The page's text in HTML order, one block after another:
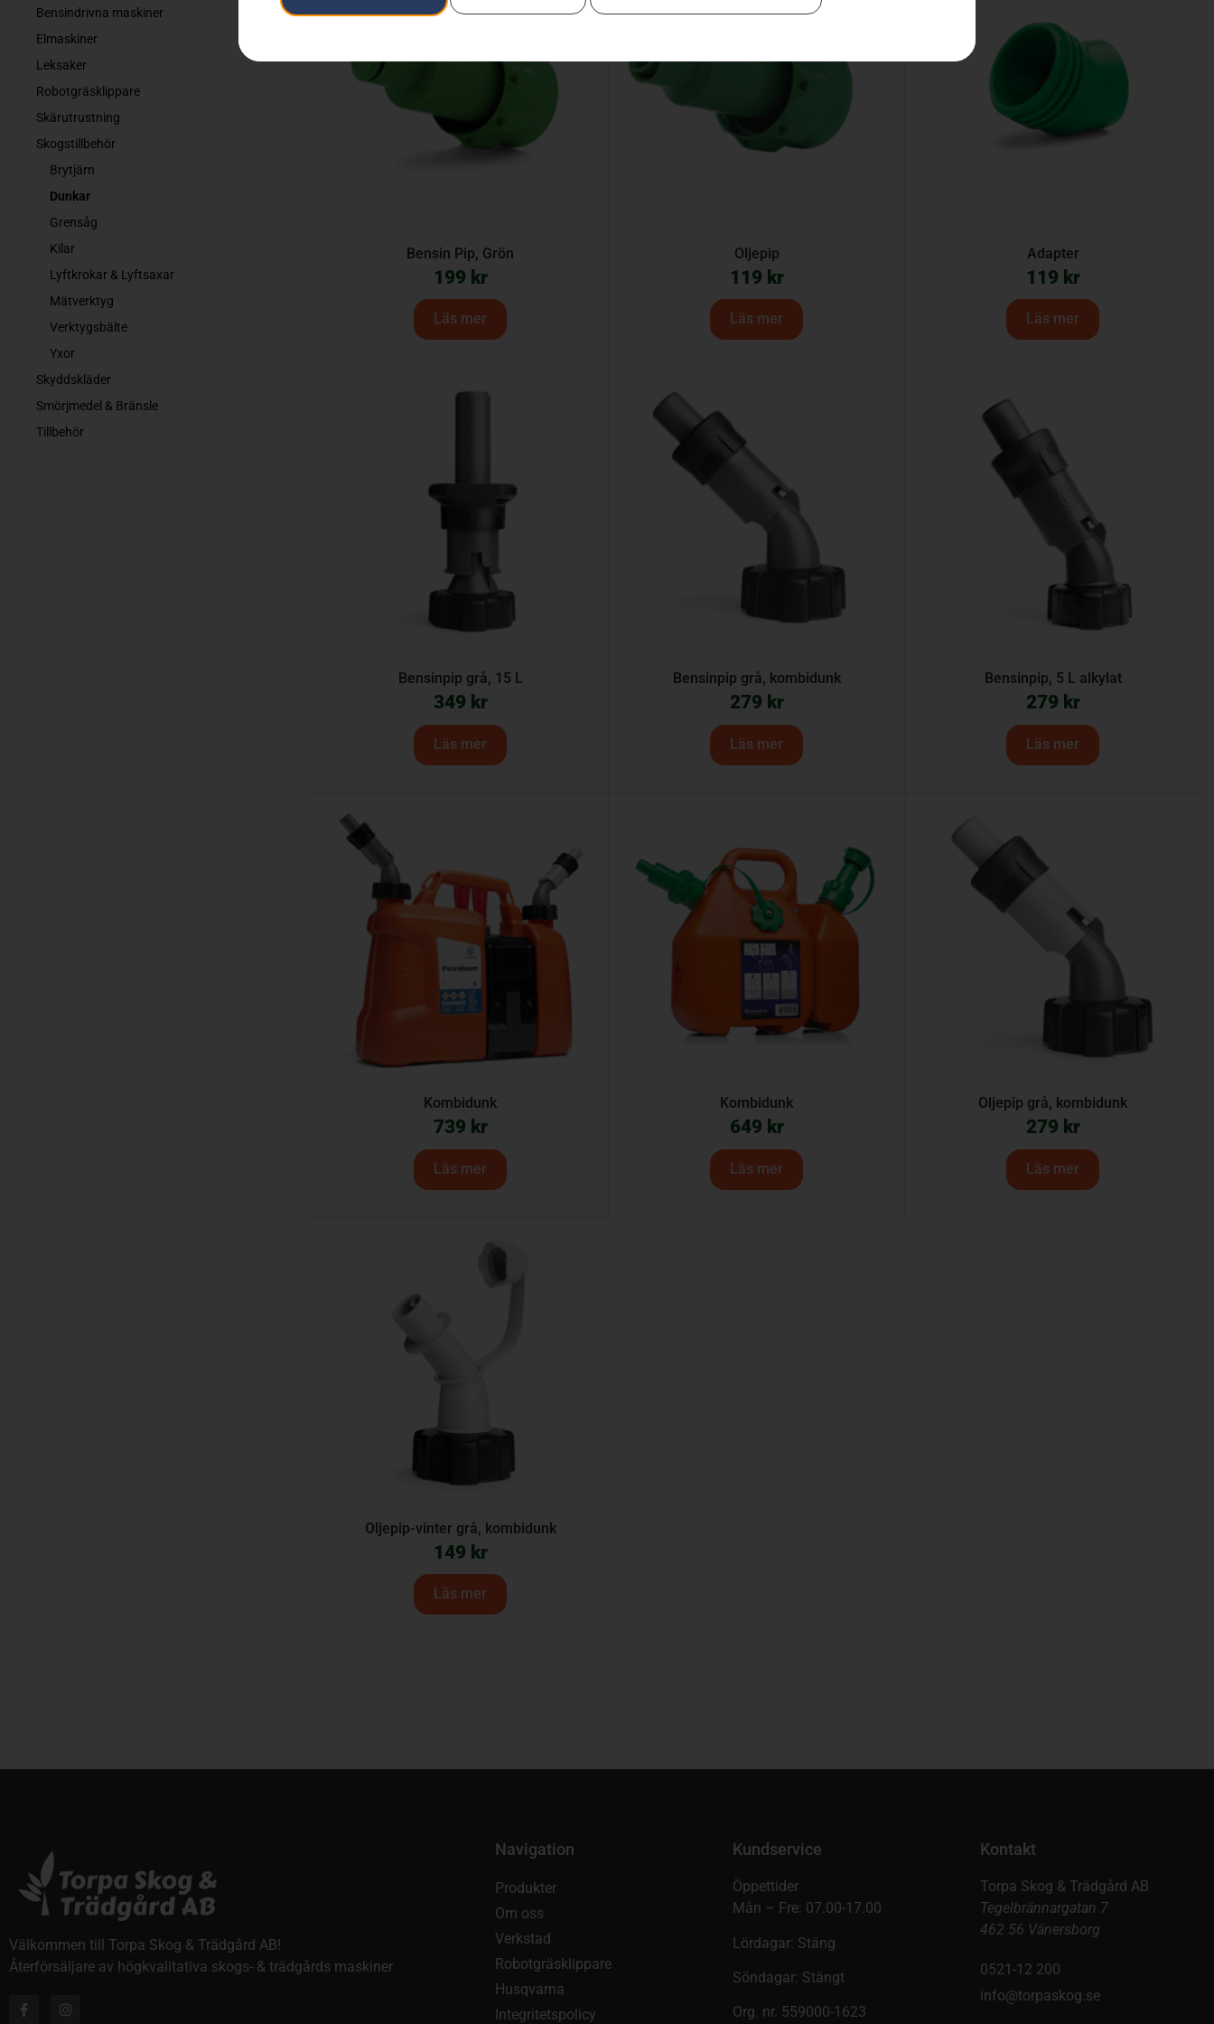
Bensindrivna maskiner
Elmaskiner
Leksaker
Robotgräsklippare
Skärutrustning
Skogstillbehör
Brytjärn
Dunkar
Grensåg
Kilar
Lyftkrokar & Lyftsaxar
Mätverktyg
Verktygsbälte
Yxor
Skyddskläder
Smörjmedel & Bränsle
Tillbehör
Bensin Pip, Grön
199 kr
Läs mer
Oljepip
119 kr
Läs mer
Adapter
119 kr
Läs mer
Bensinpip grå, 15 L
349 kr
Läs mer
Bensinpip grå, kombidunk
279 kr
Läs mer
Bensinpip, 5 L alkylat
279 kr
Läs mer
Kombidunk
739 kr
Läs mer
Kombidunk
649 kr
Läs mer
Oljepip grå, kombidunk
279 kr
Läs mer
Oljepip-vinter grå, kombidunk
149 kr
Läs mer
Välkommen till Torpa Skog & Trädgård AB!
Återförsäljare av högkvalitativa skogs- & trädgårds maskiner
Navigation
Produkter
Om oss
Verkstad
Robotgräsklippare
Husqvarna
Integritetspolicy
Kundservice
Öppettider
Mån – Fre: 07.00-17.00
Lördagar: Stäng
Söndagar: Stängt
Org. nr. 559000-1623
Kontakt
Torpa Skog & Trädgård AB
Tegelbrännargatan 7
462 56 Vänersborg
0521-12 200
info@torpaskog.se